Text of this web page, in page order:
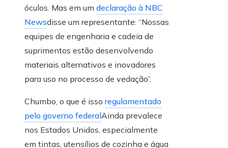
óculos. Mas em um declaração à NBC
Newsdisse um representante: “Nossas
equipes de engenharia e cadeia de
suprimentos estão desenvolvendo
materiais alternativos e inovadores
para uso no processo de vedação”.
Chumbo, o que é isso regulamentado
pelo governo federalAinda prevalece
nos Estados Unidos, especialmente
em tintas, utensílios de cozinha e água